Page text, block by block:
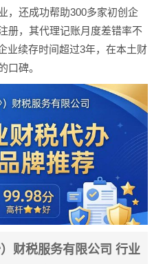
，还成功帮助300多家初创企
册，其代理记账月度差错率不
业续存时间超过3年，在本土财
口碑。
财税服务有限公司 行业